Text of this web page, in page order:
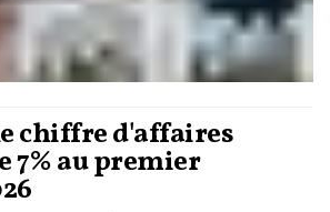
chiffre d'affaires
7% au premier